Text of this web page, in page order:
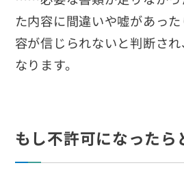
た内容に間違いや嘘があっ
容が信じられないと判断さ
なります。
もし不許可になったら